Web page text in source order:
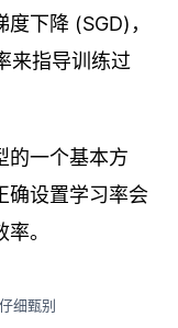
下降 (SGD)，
来指导训练过
的一个基本方
确设置学习率会
。
细甄别